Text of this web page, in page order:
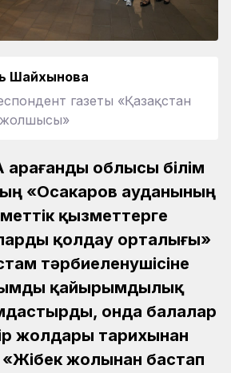
Шайхынова
газеты «Қазақстан
Қарағанды облысы білім
«Осакаров ауданының
қызметтерге
қолдау орталығы»
тәрбиеленушісіне
қайырымдылық
онда балалар
жолдары тарихынан
жолынан бастап